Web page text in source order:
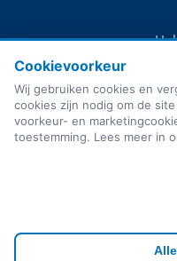
Cookievoorkeur
Wij gebruiken cookies en
cookies zijn nodig om de
voorkeur- en
toestemming. Lees meer in